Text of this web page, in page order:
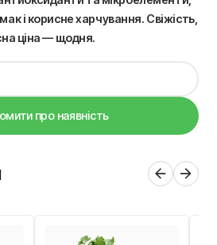
і корисне харчування. Свіжість,
ціна — щодня.
про наявність